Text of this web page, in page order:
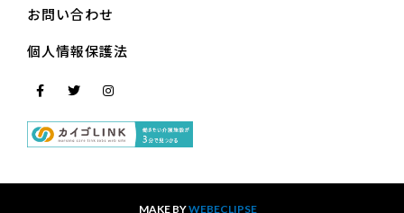
お問い合わせ
個人情報保護法
MAKE BYWEBECLIPSE